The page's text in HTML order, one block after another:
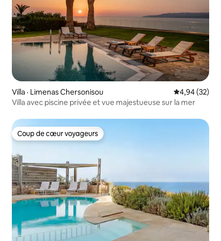
Villa · Limenas Chersonisou Note
4,94 (32)
Villa avec piscine privée et vue majestueuse sur la mer
Coup de cœur voyageurs
Coup de cœur voyageurs